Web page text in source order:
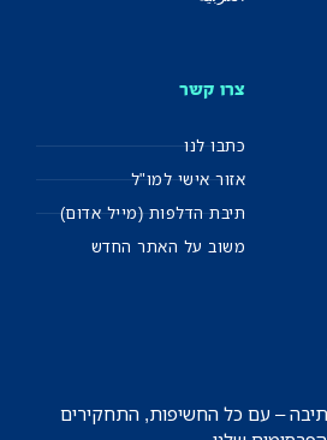
צרו קשר
כתבו לנו
אזור אישי למו"ל
תיבת הדלפות (מייל אדום)
משוב על האתר החדש
– עם כל החשיפות, התחקירים